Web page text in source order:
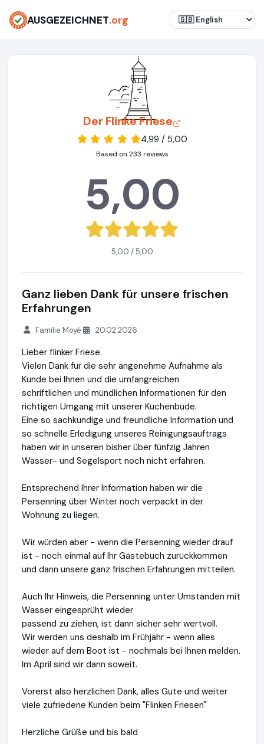
AUSGEZEICHNET.org
Der Flinke Friese
4,99 / 5,00
Based on 233 reviews
5,00
5,00 / 5,00
Ganz lieben Dank für unsere frischen
Erfahrungen
Familie Moyé 20.02.2026
Lieber flinker Friese.
Vielen Dank für die sehr angenehme Aufnahme als
Kunde bei Ihnen und die umfangreichen
schriftlichen und mündlichen Informationen für den
richtigen Umgang mit unserer Kuchenbude.
Eine so sachkundige und freundliche Information und
so schnelle Erledigung unseres Reinigungsauftrags
haben wir in unseren bisher über fünfzig Jahren
Wasser- und Segelsport noch nicht erfahren.
Entsprechend Ihrer Information haben wir die
Persenning über Winter noch verpackt in der
Wohnung zu liegen.
Wir würden aber - wenn die Persenning wieder drauf
ist - noch einmal auf Ihr Gästebuch zurückkommen
und dann unsere ganz frischen Erfahrungen mitteilen.
Auch Ihr Hinweis, die Persenning unter Umständen mit
Wasser eingesprüht wieder
passend zu ziehen, ist dann sicher sehr wertvoll.
Wir werden uns deshalb im Frühjahr - wenn alles
wieder auf dem Boot ist - nochmals bei Ihnen melden.
Im April sind wir dann soweit.
Vorerst also herzlichen Dank, alles Gute und weiter
viele zufriedene Kunden beim "Flinken Friesen"
Herzliche Grüße und bis bald